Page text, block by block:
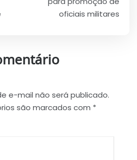
oficiais militares
e-mail não será publicado.
são marcados com *